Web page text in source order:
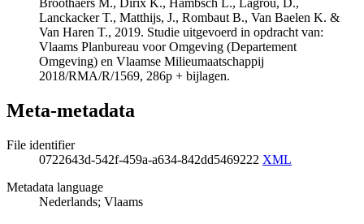
Broothaers M., Dirix K., Hambsch L., Lagrou, D.,
Lanckacker T., Matthijs, J., Rombaut B., Van Baelen K. &
Van Haren T., 2019. Studie uitgevoerd in opdracht van:
Vlaams Planbureau voor Omgeving (Departement
Omgeving) en Vlaamse Milieumaatschappij
2018/RMA/R/1569, 286p + bijlagen.
Meta-metadata
File identifier
0722643d-542f-459a-a634-842dd5469222 XML
Metadata language
Nederlands; Vlaams